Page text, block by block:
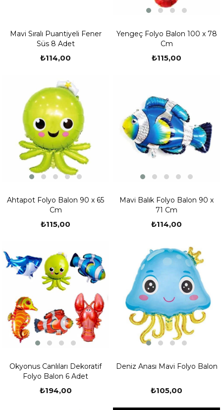
Mavi Sıralı Puantiyeli Fener
Süs 8 Adet
₺114,00
Yengeç Folyo Balon 100 x 78
Cm
₺115,00
Ahtapot Folyo Balon 90 x 65
Cm
₺115,00
Mavi Balık Folyo Balon 90 x
71 Cm
₺114,00
Okyonus Canlıları Dekoratif
Folyo Balon 6 Adet
₺194,00
Deniz Anası Mavi Folyo Balon
₺105,00